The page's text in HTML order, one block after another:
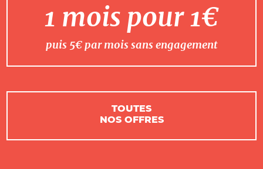
1 mois pour 1€
puis 5€ par mois sans engagement
TOUTES
NOS OFFRES